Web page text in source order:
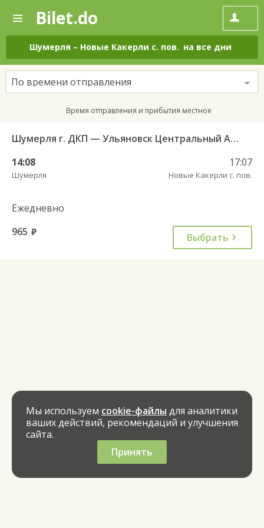
—
Поиск
и
покупка
билетов
на
автобус
онлайн
Bilet.do
Шумерля – Новые Какерли с. пов. на все дни
По времени отправления
Время отправления и прибытия местное
Шумерля г. ДКП — Ульяновск Центральный АВ 724
14:08
Шумерля
17:07
Новые Какерли с. пов.
Ежедневно
965 руб. Выбрать
Мы используем cookie-файлы для аналитики
ваших действий, рекомендаций и улучшения
сайта.
Принять